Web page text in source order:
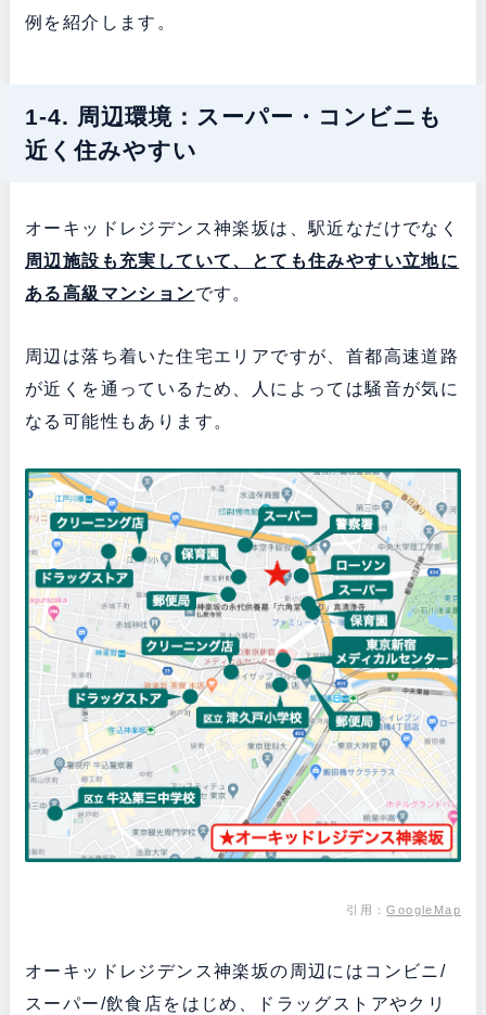
例を紹介します。
1-4. 周辺環境：スーパー・コンビニも
近く住みやすい
オーキッドレジデンス神楽坂は、駅近なだけでなく
周辺施設も充実していて、とても住みやすい立地に
ある高級マンションです。
周辺は落ち着いた住宅エリアですが、首都高速道路
が近くを通っているため、人によっては騒音が気に
なる可能性もあります。
引用 ：GoogleMap
オーキッドレジデンス神楽坂の周辺にはコンビニ/
スーパー/飲食店をはじめ、ドラッグストアやクリ